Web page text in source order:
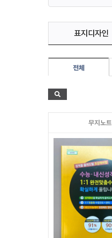
표지디자인
전체
무지노트